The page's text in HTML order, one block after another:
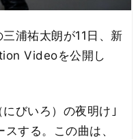
浦祐太朗が11日、新
Videoを公開し
びいろ）の夜明け｣
する。この曲は、